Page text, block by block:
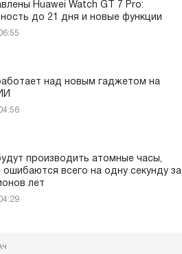
Huawei Watch GT 7 Pro:
до 21 дня и новые функции
над новым гаджетом на
производить атомные часы,
ошибаются всего на одну секунду за
лет